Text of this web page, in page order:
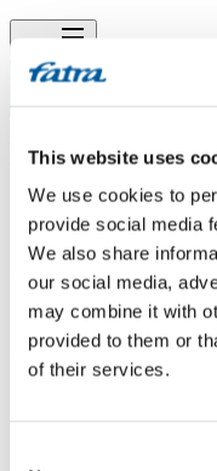
This website uses
We use cookies to
provide social media
We also share
our social media,
may combine it with
provided to them or
of their services.
Dotazy
Showroom v
Dotaz
Dobrý den, zajímalo by
vinylové dílce u vás ve
podívat u některých